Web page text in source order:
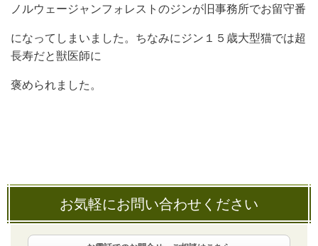
ノルウェージャンフォレストのジンが旧事務所でお留守番
になってしまいました。ちなみにジン１５歳大型猫では超
長寿だと獣医師に
褒められました。
お気軽にお問い合わせください